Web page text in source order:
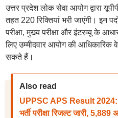
उत्तर प्रदेश लोक सेवा आयोग द्वारा
तहत 220 रिक्तियां भरी जाएंगी। इन
परीक्षा, मुख्य परीक्षा और इंटरव्यू के
लिए उम्मीदवार आयोग की
सकते हैं।
Also read
UPPSC APS Result 2024:
भर्ती परीक्षा रिजल्ट जारी, 5,889